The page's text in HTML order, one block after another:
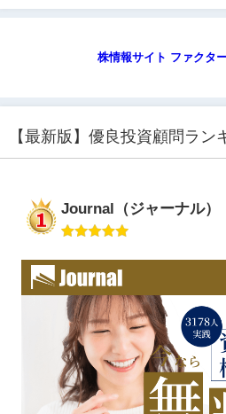
株情報サイト ファクタ
【最新版】優良投資顧問ラン
Journal（ジャーナル）